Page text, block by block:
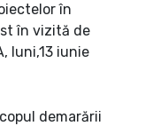
în
în vizită de
luni,13 iunie
demarării